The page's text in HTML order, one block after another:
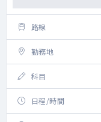
路線
勤務地
科目
日程/時間